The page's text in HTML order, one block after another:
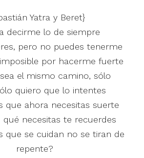
Yatra y Beret}
decirme lo de siempre
pero no puedes tenerme
por hacerme fuerte
el mismo camino, sólo
quiero que lo intentes
que ahora necesitas suerte
qué necesitas te recuerdes
que se cuidan no se tiran de
repente?